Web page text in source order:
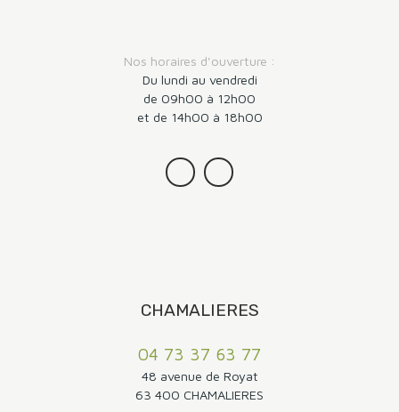
Nos horaires d'ouverture :
Du lundi au vendredi
de 09h00 à 12h00
et de 14h00 à 18h00
CHAMALIERES
04 73 37 63 77
48 avenue de Royat
63 400 CHAMALIERES